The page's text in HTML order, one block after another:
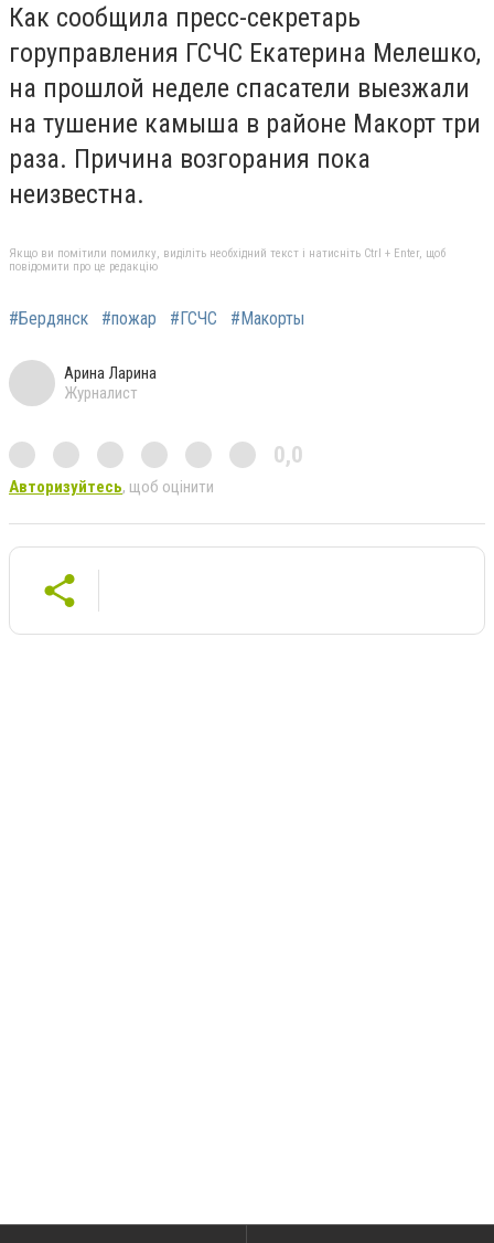
Как сообщила пресс-секретарь
горуправления ГСЧС Екатерина Мелешко,
на прошлой неделе спасатели выезжали
на тушение камыша в районе Макорт три
раза. Причина возгорания пока
неизвестна.
Якщо ви помітили помилку, виділіть необхідний текст і натисніть Ctrl + Enter, щоб
повідомити про це редакцію
#Бердянск #пожар #ГСЧС #Макорты
Арина Ларина
Журналист
0,0
Авторизуйтесь, щоб оцінити